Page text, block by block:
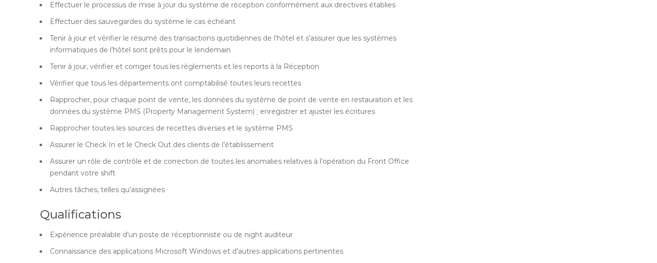
Effectuer le processus de mise à jour du système de réception conformément aux directives établies
Effectuer des sauvegardes du système le cas échéant
Tenir à jour et vérifier le résumé des transactions quotidiennes de l’hôtel et s’assurer que les systèmes
informatiques de l’hôtel sont prêts pour le lendemain
Tenir à jour, vérifier et corriger tous les règlements et les reports à la Réception
Vérifier que tous les départements ont comptabilisé toutes leurs recettes
Rapprocher, pour chaque point de vente, les données du système de point de vente en restauration et les
données du système PMS (Property Management System) ; enregistrer et ajuster les écritures
Rapprocher toutes les sources de recettes diverses et le système PMS
Assurer le Check In et le Check Out des clients de l’établissement
Assurer un rôle de contrôle et de correction de toutes les anomalies relatives à l’opération du Front Office
pendant votre shift
Autres tâches, telles qu’assignées
Qualifications
Expérience préalable d’un poste de réceptionniste ou de night auditeur
Connaissance des applications Microsoft Windows et d’autres applications pertinentes